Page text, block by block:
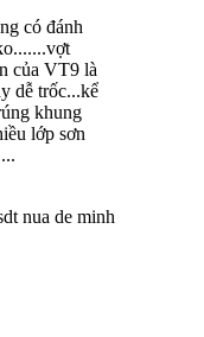
có đánh
của VT9 là
dễ trốc...kể
khung
lớp sơn
nua de minh